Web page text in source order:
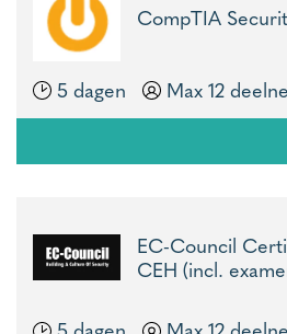
CompTIA
5 dagen
Max 12
EC-Council
CEH (incl.